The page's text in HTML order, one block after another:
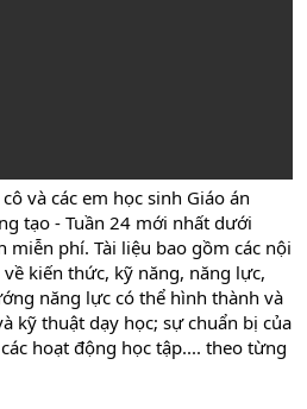
và các em học sinh Giáo án
tạo - Tuần 24 mới nhất dưới
phí. Tài liệu bao gồm các nội
kiến thức, kỹ năng, năng lực,
năng lực có thể hình thành và
kỹ thuật dạy học; sự chuẩn bị của
hoạt động học tập.... theo từng